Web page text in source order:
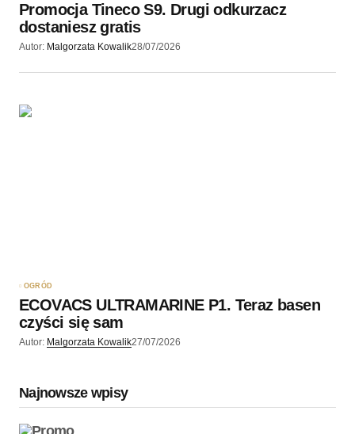
Promocja Tineco S9. Drugi odkurzacz
dostaniesz gratis
Autor: Malgorzata Kowalik28/07/2026
OGRÓD
ECOVACS ULTRAMARINE P1. Teraz basen
czyści się sam
Autor: Malgorzata Kowalik27/07/2026
Najnowsze wpisy